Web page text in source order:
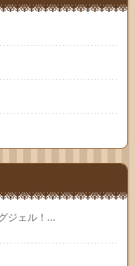
ジェル！...